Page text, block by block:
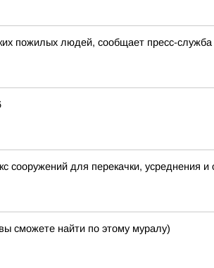
пожилых людей, сообщает пресс-
сооружений для перекачки, усреднения и
сможете найти по этому муралу)